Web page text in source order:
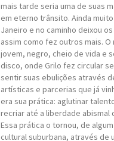
mais tarde seria uma de suas
em eterno trânsito. Ainda
Janeiro e no caminho deixou
assim como fez outros mais.
jovem, negro, cheio de vida e
disco, onde Grilo fez circular
sentir suas ebulições através
artísticas e parcerias que já
era sua prática: aglutinar
recriar até a liberdade abismal
Essa prática o tornou, de
cultural suburbana, através de